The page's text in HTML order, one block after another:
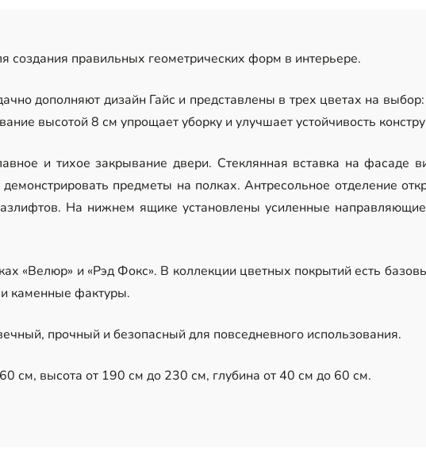
правильных геометрических форм в интерьере.
дополняют дизайн Гайс и представлены в трех цветах на
высотой 8 см упрощает уборку и улучшает устойчивость
и тихое закрывание двери. Стеклянная вставка на фасаде
предметы на полках. Антресольное отделение
На нижнем ящике установлены усиленные
«Велюр» и «Рэд Фокс». В коллекции цветных покрытий есть
каменные фактуры.
прочный и безопасный для повседневного использования.
см, высота от 190 см до 230 см, глубина от 40 см до 60 см.